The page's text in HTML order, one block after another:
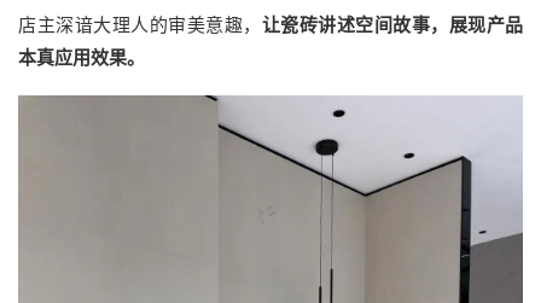
店主深谙大理人的审美意趣， 让瓷砖讲述空间故事，展现产品
本真应用效果。